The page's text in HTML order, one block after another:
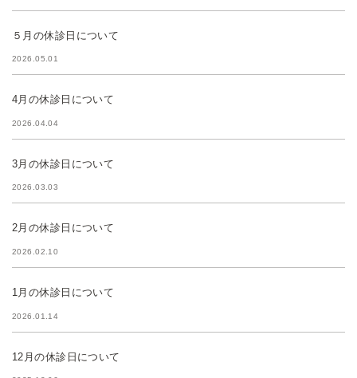
５月の休診日について
2026.05.01
4月の休診日について
2026.04.04
3月の休診日について
2026.03.03
2月の休診日について
2026.02.10
1月の休診日について
2026.01.14
12月の休診日について